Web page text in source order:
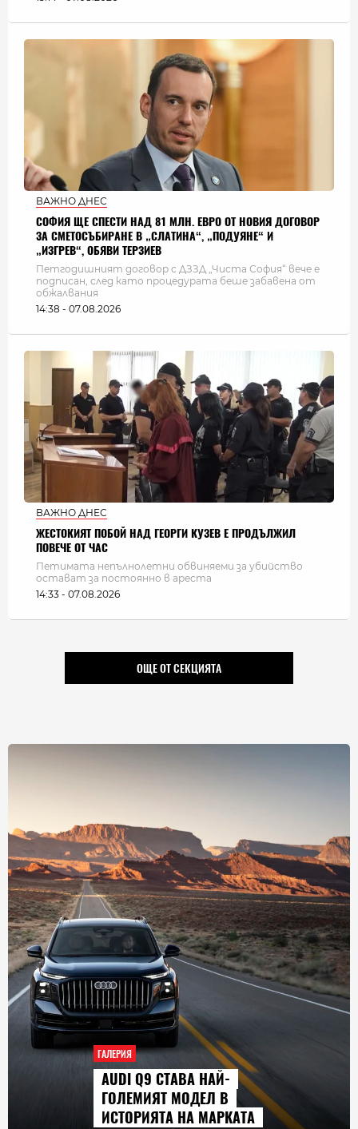
ВАЖНО ДНЕС
СОФИЯ ЩЕ СПЕСТИ НАД 81 МЛН. ЕВРО ОТ НОВИЯ ДОГОВОР
ЗА СМЕТОСЪБИРАНЕ В „СЛАТИНА“, „ПОДУЯНЕ“ И
„ИЗГРЕВ“, ОБЯВИ ТЕРЗИЕВ
Петгодишният договор с ДЗЗД „Чиста София“ вече е
подписан, след като процедурата беше забавена от
обжалвания
14:38 - 07.08.2026
ВАЖНО ДНЕС
ЖЕСТОКИЯТ ПОБОЙ НАД ГЕОРГИ КУЗЕВ Е ПРОДЪЛЖИЛ
ПОВЕЧЕ ОТ ЧАС
Петимата непълнолетни обвиняеми за убийство
остават за постоянно в ареста
14:33 - 07.08.2026
ОЩЕ ОТ СЕКЦИЯТА
ГАЛЕРИЯ
AUDI Q9 СТАВА НАЙ-
ГОЛЕМИЯТ МОДЕЛ В
ИСТОРИЯТА НА МАРКАТА